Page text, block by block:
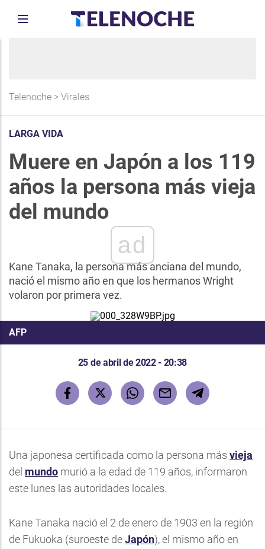
Telenoche > Virales
LARGA VIDA
Muere en Japón a los 119
años la persona más vieja
del mundo
ad
Kane Tanaka, la persona más anciana del mundo,
nació el mismo año en que los hermanos Wright
volaron por primera vez.
AFP
25 de abril de 2022 - 20:38
Una japonesa certificada como la persona más vieja
del mundo murió a la edad de 119 años, informaron
este lunes las autoridades locales.
Kane Tanaka nació el 2 de enero de 1903 en la región
de Fukuoka (suroeste deJapón), el mismo año en